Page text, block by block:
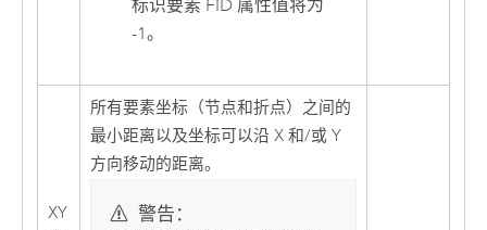
标识要素 FID 属性值将为
-1。
XY
所有要素坐标（节点和折点）之间的
最小距离以及坐标可以沿 X 和/或 Y
方向移动的距离。
警告：